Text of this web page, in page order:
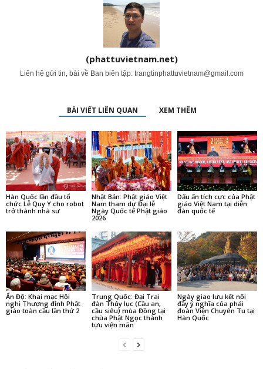
(phattuvietnam.net)
Liên hệ gửi tin, bài về Ban biên tập: trangtinphattuvietnam@gmail.com
BÀI VIẾT LIÊN QUAN XEM THÊM
Hàn Quốc lần đầu tổ
chức Lễ Quy Y cho robot
trở thành nhà sư
Nhật Bản: Phật giáo Việt
Nam tham dự Đại lễ
Ngày Quốc tế Phật giáo
2026
Dấu ấn tích cực của Phật
giáo Việt Nam tại diễn
đàn quốc tế
Ấn Độ: Khai mạc Hội
nghị Thượng đỉnh Phật
giáo toàn cầu lần thứ 2
Trung Quốc: Đại Trai
đàn Thủy lục (Cầu an,
cầu siêu) mùa Đồng tại
chùa Phật Ngọc thành
tựu viện mãn
Ngày giao lưu kết nối
đầy ý nghĩa của phái
đoàn Viện Chuyên Tu tại
Hàn Quốc